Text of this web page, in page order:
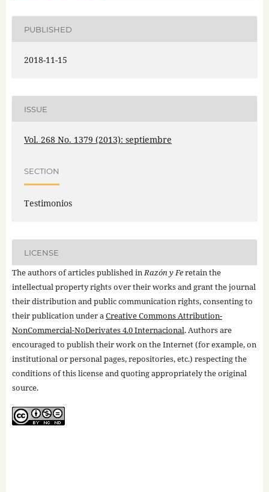
PUBLISHED
2018-11-15
ISSUE
Vol. 268 No. 1379 (2013): septiembre
SECTION
Testimonios
LICENSE
The authors of articles published inRazón y Feretain the
intellectual property rights over their works and grant the journal
their distribution and public communication rights, consenting to
their publication under aCreative Commons Attribution-
NonCommercial-NoDerivates 4.0 Internacional. Authors are
encouraged to publish their work on the Internet (for example, on
institutional or personal pages, repositories, etc.) respecting the
conditions of this license and quoting appropriately the original
source.